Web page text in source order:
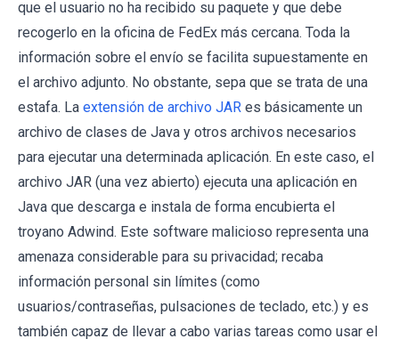
que el usuario no ha recibido su paquete y que debe
recogerlo en la oficina de FedEx más cercana. Toda la
información sobre el envío se facilita supuestamente en
el archivo adjunto. No obstante, sepa que se trata de una
estafa. La extensión de archivo JAR es básicamente un
archivo de clases de Java y otros archivos necesarios
para ejecutar una determinada aplicación. En este caso, el
archivo JAR (una vez abierto) ejecuta una aplicación en
Java que descarga e instala de forma encubierta el
troyano Adwind. Este software malicioso representa una
amenaza considerable para su privacidad; recaba
información personal sin límites (como
usuarios/contraseñas, pulsaciones de teclado, etc.) y es
también capaz de llevar a cabo varias tareas como usar el